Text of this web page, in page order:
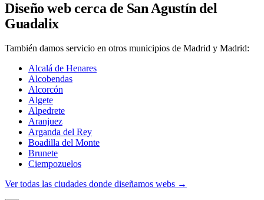
Diseño web cerca de San Agustín del
Guadalix
También damos servicio en otros municipios de Madrid y Madrid:
Alcalá de Henares
Alcobendas
Alcorcón
Algete
Alpedrete
Aranjuez
Arganda del Rey
Boadilla del Monte
Brunete
Ciempozuelos
Ver todas las ciudades donde diseñamos webs →